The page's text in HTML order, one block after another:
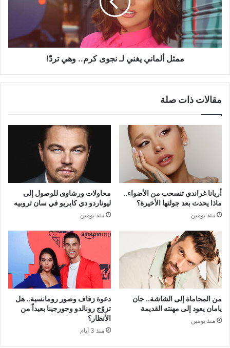
نجوى
كرم..
وهي
تردّ!
ممثل ألماني يغني لـ نجوى كرم.. وهي تردّ!
مقالات ذات صلة
أريانا غراندي تنسحب من الأضواء..
ماذا يحدث بعد جولتها الأخيرة؟
منذ يومين
محاولات ورشاوى للوصول إلى
ليوناردو دي كابريو في سان تروبيه
منذ يومين
من المحاماة إلى الشاشة.. جان
يامان يعود إلى مهنته القديمة
منذ يومين
دعوة زفاف وصور رومانسية.. هل
تزوّج رونالدو وجورجينا بعيداً من
الأنظار؟
منذ 3 أيام